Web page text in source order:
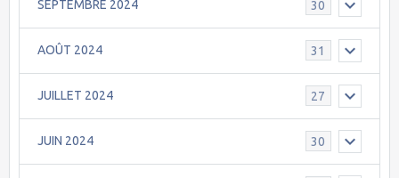
SEPTEMBRE 2024 30
AOÛT 2024 31
JUILLET 2024 27
JUIN 2024 30